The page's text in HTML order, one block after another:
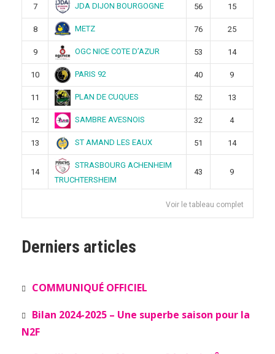
7 JDA DIJON BOURGOGNE 56 15
8 METZ 76 25
9 OGC NICE COTE D’AZUR 53 14
10 PARIS 92 40 9
11 PLAN DE CUQUES 52 13
12 SAMBRE AVESNOIS 32 4
13 ST AMAND LES EAUX 51 14
14
STRASBOURG ACHENHEIM
TRUCHTERSHEIM
43 9
Voir le tableau complet
Derniers articles
COMMUNIQUÉ OFFICIEL
Bilan 2024-2025 – Une superbe saison pour la
N2F